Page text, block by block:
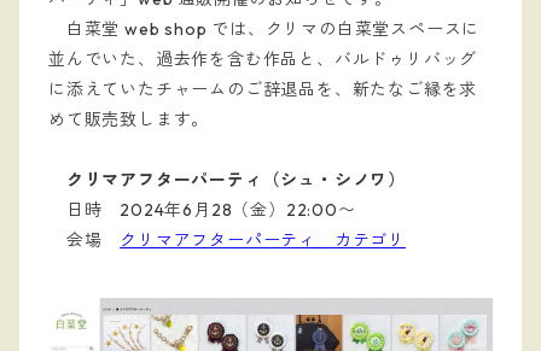
白菜堂 web shop では、クリマの白菜堂スペースに
並んでいた、過去作を含む作品と、バルドゥリバッグ
に添えていたチャームのご辞退品を、新たなご縁を求
めて販売致します。
クリマアフターパーティ（シュ・シノワ）
日時 2024年6月28（金）22:00〜
会場 クリマアフターパーティ カテゴリ